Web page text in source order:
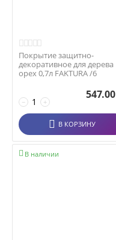
Покрытие защитно-
декоративное для дерева
орех 0,7л FAKTURA /6
+
−
547.00
В КОРЗИНУ
В наличии
